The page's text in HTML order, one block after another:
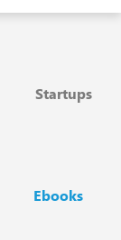
Startups
Ebooks